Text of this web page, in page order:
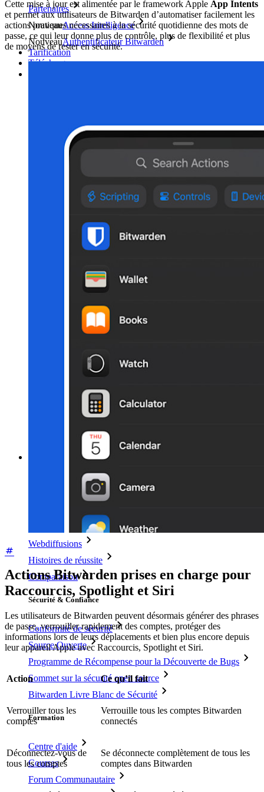
Partenaires
NouveauAccess Intelligence
NouveauAuthentificateur Bitwarden
Tarification
Télécharger
TOTP intégré
Accès d'urgence
Partage de Données Sensibles
Intégration des alias d'email
Multiplateforme avec appareils illimités
Access Intelligence
Self-hosting Bitwarden
Politiques de sécurité de l'Entreprise
Récupération de compte
Générateur de mot de passe
Testeur de Force du Mot de Passe
Générateur de Phrase Secrète
Générateur de nom d'utilisateur
Explorez tous les outils et fonctionnalités
Bibliothèque de Ressources
Webdiffusions
Histoires de réussite
Comparaison
Sécurité & Confiance
Conformité de sécurité
Source Ouverte
Programme de Récompense pour la Découverte de Bugs
Sommet sur la sécurité open source
Bitwarden Livre Blanc de Sécurité
Formation
Centre d'aide
Courses
Forum Communautaire
Cette mise à jour est alimentée par le framework Apple App Intents
et permet aux utilisateurs de Bitwarden d’automatiser facilement les
actions pratiques nécessaires à la sécurité quotidienne des mots de
passe, ce qui leur donne plus de contrôle, plus de flexibilité et plus
de moyens de rester en sécurité.
Actions Bitwarden prises en charge pour
Raccourcis, Spotlight et Siri
Les utilisateurs de Bitwarden peuvent désormais générer des phrases
de passe, verrouiller rapidement des comptes, protéger des
informations lors de leurs déplacements et bien plus encore depuis
leur appareil Apple avec Raccourcis, Spotlight et Siri.
Action Ce qu’il fait
Verrouiller tous les
comptes
Verrouille tous les comptes Bitwarden
connectés
Déconnectez-vous de
tous les comptes
Se déconnecte complètement de tous les
comptes dans Bitwarden